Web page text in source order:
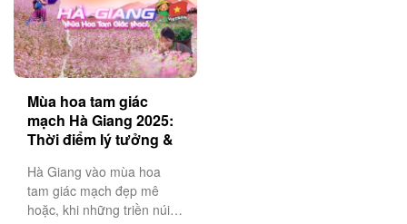
Mùa hoa tam giác
mạch Hà Giang 2025:
Thời điểm lý tưởng &
Hà Giang vào mùa hoa
tam giác mạch đẹp mê
hoặc, khi những triền núi